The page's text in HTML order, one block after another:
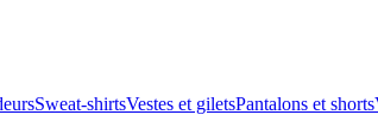
Sweat-shirtsVestes et giletsPantalons et shorts